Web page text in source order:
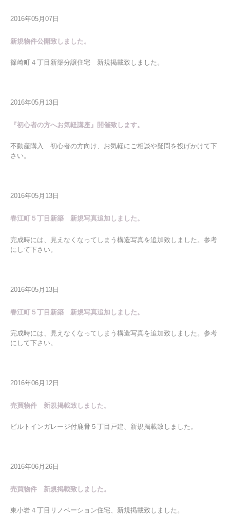
2016年05月07日
新規物件公開致しました。
篠崎町４丁目新築分譲住宅 新規掲載致しました。
2016年05月13日
『初心者の方へお気軽講座』開催致します。
不動産購入 初心者の方向け、お気軽にご相談や疑問を投げかけて下
さい。
2016年05月13日
春江町５丁目新築 新規写真追加しました。
完成時には、見えなくなってしまう構造写真を追加致しました。参考
にして下さい。
2016年05月13日
春江町５丁目新築 新規写真追加しました。
完成時には、見えなくなってしまう構造写真を追加致しました。参考
にして下さい。
2016年06月12日
売買物件 新規掲載致しました。
ビルトインガレージ付鹿骨５丁目戸建、新規掲載致しました。
2016年06月26日
売買物件 新規掲載致しました。
東小岩４丁目リノベーション住宅、新規掲載致しました。